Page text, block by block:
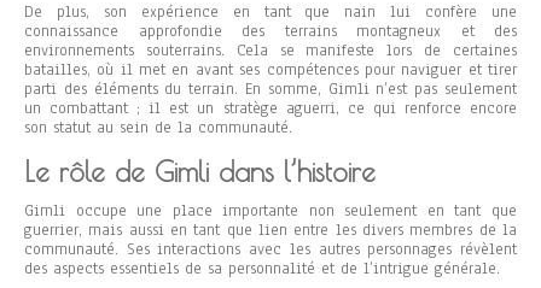
De plus, son expérience en tant que nain lui confère une
connaissance approfondie des terrains montagneux et des
environnements souterrains. Cela se manifeste lors de certaines
batailles, où il met en avant ses compétences pour naviguer et tirer
parti des éléments du terrain. En somme, Gimli n’est pas seulement
un combattant ; il est un stratège aguerri, ce qui renforce encore
son statut au sein de la communauté.
Le rôle de Gimli dans l’histoire
Gimli occupe une place importante non seulement en tant que
guerrier, mais aussi en tant que lien entre les divers membres de la
communauté. Ses interactions avec les autres personnages révèlent
des aspects essentiels de sa personnalité et de l’intrigue générale.